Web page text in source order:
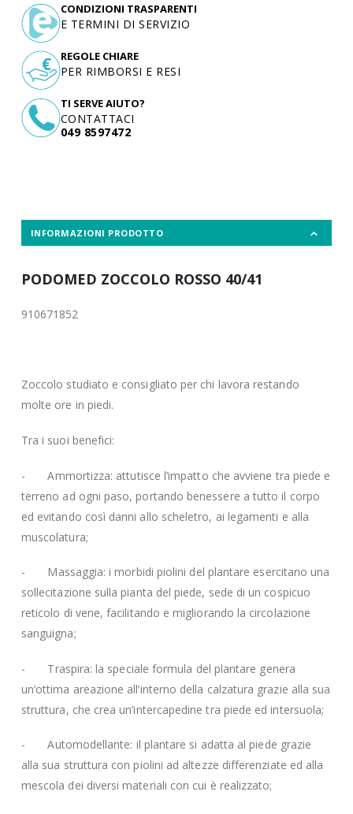
TI SERVE AIUTO?
CONTATTACI
049 8597472
CONDIZIONI TRASPARENTI
E TERMINI DI SERVIZIO
REGOLE CHIARE
PER RIMBORSI E RESI
INFORMAZIONI PRODOTTO
PODOMED ZOCCOLO ROSSO 40/41
910671852
Zoccolo studiato e consigliato per chi lavora restando
molte ore in piedi.
Tra i suoi benefici:
- Ammortizza: attutisce l’impatto che avviene tra piede e
terreno ad ogni paso, portando benessere a tutto il corpo
ed evitando così danni allo scheletro, ai legamenti e alla
muscolatura;
- Massaggia: i morbidi piolini del plantare esercitano una
sollecitazione sulla pianta del piede, sede di un cospicuo
reticolo di vene, facilitando e migliorando la circolazione
sanguigna;
- Traspira: la speciale formula del plantare genera
un’ottima areazione all’interno della calzatura grazie alla sua
struttura, che crea un’intercapedine tra piede ed intersuola;
- Automodellante: il plantare si adatta al piede grazie
alla sua struttura con piolini ad altezze differenziate ed alla
mescola dei diversi materiali con cui è realizzato;